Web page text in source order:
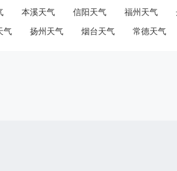
本溪天气 信阳天气 福州天气
气 扬州天气 烟台天气 常德天气